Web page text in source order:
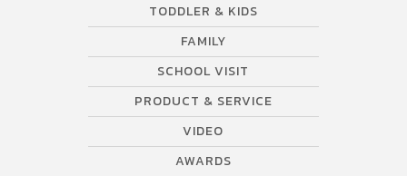
TODDLER & KIDS
FAMILY
SCHOOL VISIT
PRODUCT & SERVICE
VIDEO
AWARDS